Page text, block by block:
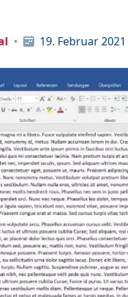
19. Februar 2021